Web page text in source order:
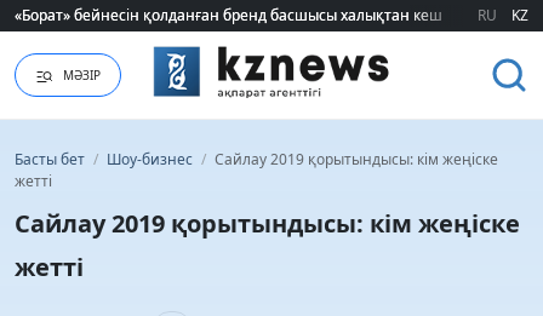
«Борат» бейнесін қолданған бренд басшысы халықтан кешірім сұрады
«Борат» бейнесін қолданған бренд басшысы халықтан кешірім сұрады
RU KZ
МӘЗІР
Басты бет / Шоу-бизнес / Сайлау 2019 қорытындысы: кім жеңіске
жетті
Сайлау 2019 қорытындысы: кім жеңіске
жетті